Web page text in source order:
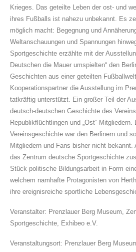
Krieges. Das geteilte Leben der ost- und
ihres Fußballs ist nahezu unbekannt. Es
möglich macht: Begegnung und
Weltanschauungen und Spannungen
Sportgeschichte erzählte mit der
Deutschen die Mauer umspielten“ den
Geschichten aus einer geteilten
Kooperationspartner die Ausstellung im
tatkräftig unterstützt. Ein großer Teil der
deutsch-deutschen Geschichte des
Republikflüchtlingen und „Ost“-
Vereinsgeschichte war den Berlinern und
Mitgliedern und Fans bisher nicht
das Zentrum deutsche Sportgeschichte
Stück politische Bildungsarbeit in Form
welchem namhafte Protagonisten von
ihre ereignisreiche sportliche
Veranstalter: Prenzlauer Berg Museum,
Sportgeschichte, Exhibeo e.V.
Veranstaltungsort: Prenzlauer Berg